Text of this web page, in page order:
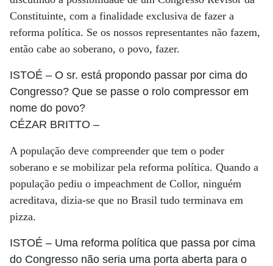
Constituinte, com a finalidade exclusiva de fazer a
reforma política. Se os nossos representantes não fazem,
então cabe ao soberano, o povo, fazer.
ISTOÉ – O sr. está propondo passar por cima do
Congresso? Que se passe o rolo compressor em
nome do povo?
CÉZAR BRITTO –
A população deve compreender que tem o poder
soberano e se mobilizar pela reforma política. Quando a
população pediu o impeachment de Collor, ninguém
acreditava, dizia-se que no Brasil tudo terminava em
pizza.
ISTOÉ – Uma reforma política que passa por cima
do Congresso não seria uma porta aberta para o